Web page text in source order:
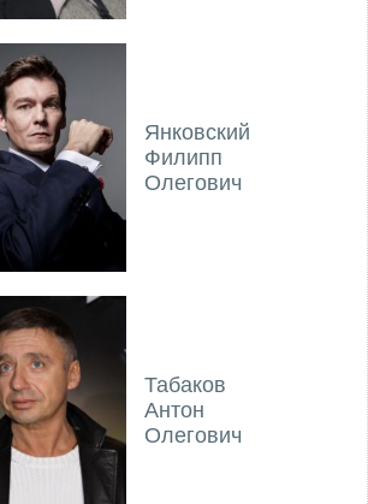
Янковский
Филипп
Олегович
Табаков
Антон
Олегович